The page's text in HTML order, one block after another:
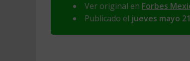
Ver original en Forbes
Publicado el jueves mayo